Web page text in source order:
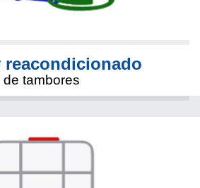
reacondicionado
de tambores